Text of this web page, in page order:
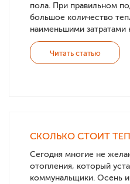
пола. При правильном
большое количество
наименьшими затратами
Читать статью
СКОЛЬКО СТОИТ
Сегодня многие не
отопления, который
коммунальщики. Осень